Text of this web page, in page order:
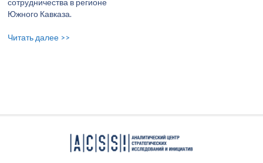
сотрудничества в регионе
Южного Кавказа.
Читать далее >>